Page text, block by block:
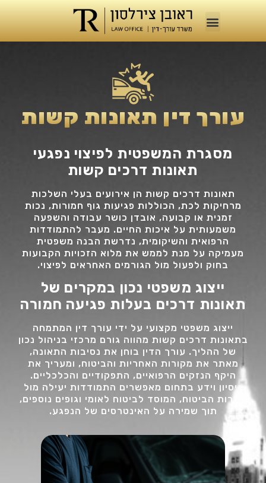
עורך דין תאונות קשות
מסגרת המשפטית לפיצוי נפגעי
תאונות דרכים קשות
תאונות דרכים קשות הן אירועים בעלי השלכות
מרחיקות לכת, הכוללות פגיעות גוף חמורות, נכות
זמנית או קבועה, אובדן כושר עבודה והשפעה
משמעותית על איכות החיים. מעבר להתמודדות
הרפואית והשיקומית, נדרשת הבנה משפטית
מעמיקה על מנת לממש את מלוא הזכויות הקבועות
בחוק ולפעול מול הגורמים האחראים לפיצוי.
ייצוג משפטי נכון במקרים של
תאונות דרכים בעלות פגיעה חמורה
ייצוג משפטי מקצועי על ידי עורך דין המתמחה
בתאונות דרכים קשות מהווה גורם מרכזי בניהול נכון
של ההליך. עורך הדין בוחן את נסיבות התאונה,
מאתר את מקורות האחריות והביטוח, ומעריך את
היקף הנזקים הרפואיים, התפקודיים והכלכליים.
ניסיון וידע בתחום מאפשרים התמודדות יעילה מול
חברות הביטוח, המוסד לביטוח לאומי וגופים נוספים,
תוך שמירה על האינטרסים של הנפגע.